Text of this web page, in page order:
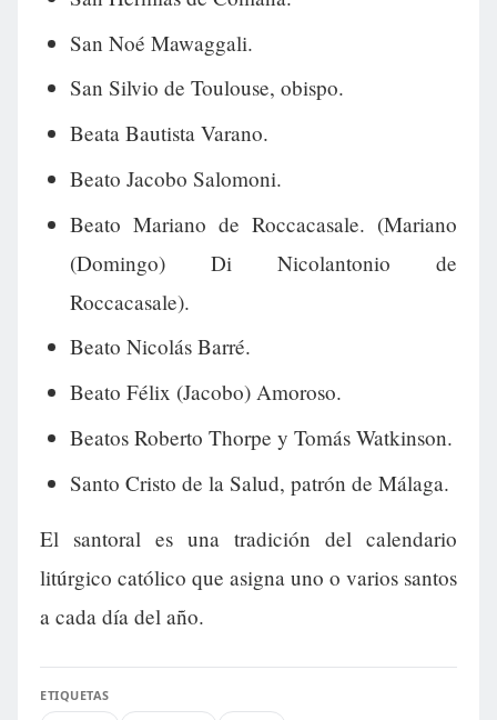
San Noé Mawaggali.
San Silvio de Toulouse, obispo.
Beata Bautista Varano.
Beato Jacobo Salomoni.
Beato Mariano de Roccacasale. (Mariano
(Domingo) Di Nicolantonio de
Roccacasale).
Beato Nicolás Barré.
Beato Félix (Jacobo) Amoroso.
Beatos Roberto Thorpe y Tomás Watkinson.
Santo Cristo de la Salud, patrón de Málaga.
El santoral es una tradición del calendario
litúrgico católico que asigna uno o varios santos
a cada día del año.
ETIQUETAS